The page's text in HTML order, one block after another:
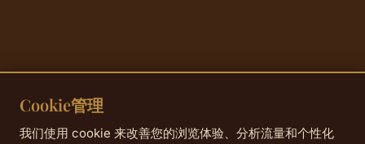
Cookie管理
我们使用 cookie 来改善您的浏览体验、分析流量和个性化